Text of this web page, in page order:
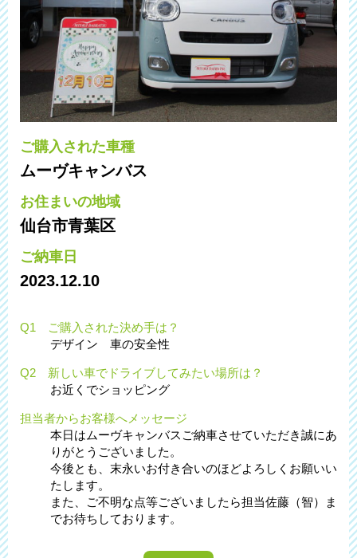
ご購入された車種
ムーヴキャンバス
お住まいの地域
仙台市青葉区
ご納車日
2023.12.10
Q1 ご購入された決め手は？
デザイン 車の安全性
Q2 新しい車でドライブしてみたい場所は？
お近くでショッピング
担当者からお客様へメッセージ
本日はムーヴキャンバスご納車させていただき誠にあ
りがとうございました。
今後とも、末永いお付き合いのほどよろしくお願いい
たします。
また、ご不明な点等ございましたら担当佐藤（智）ま
でお待ちしております。